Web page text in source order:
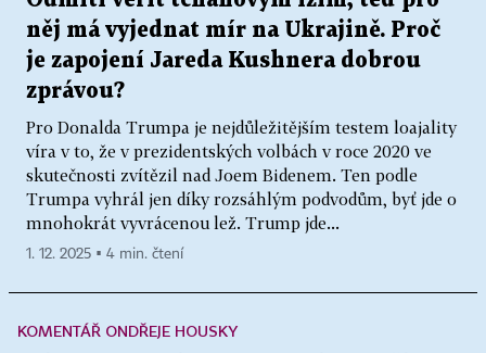
něj má vyjednat mír na Ukrajině. Proč
je zapojení Jareda Kushnera dobrou
zprávou?
Pro Donalda Trumpa je nejdůležitějším testem loajality
víra v to, že v prezidentských volbách v roce 2020 ve
skutečnosti zvítězil nad Joem Bidenem. Ten podle
Trumpa vyhrál jen díky rozsáhlým podvodům, byť jde o
mnohokrát vyvrácenou lež. Trump jde...
1. 12. 2025 ▪ 4 min. čtení
KOMENTÁŘ ONDŘEJE HOUSKY